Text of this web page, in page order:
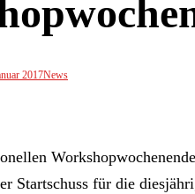
2017News
Startschuss für die